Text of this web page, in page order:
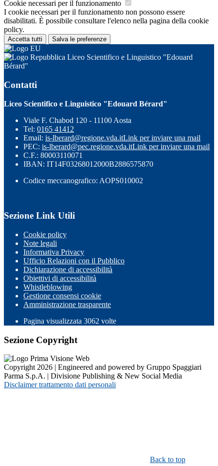
Cookie necessari per il funzionamento
I cookie necessari per il funzionamento non possono essere
disabilitati. È possibile consultare l'elenco nella pagina della cookie
policy.
Accetta tutti Salva le preferenze
Liceo Scientifico e Linguistico "Edouard
Bérard"
Contatti
Liceo Scientifico e Linguistico "Edouard Bérard"
Viale F. Chabod 120 - 11100 Aosta
Tel: 0165 41412
Email: is-lberard@regione.vda.itLink per inviare una mail
PEC: is-lberard@pec.regione.vda.itLink per inviare una mail
C.F.: 80003110071
IBAN: IT14F03268012000B2886575870
Codice meccanografico: AOPS010002
Sezione Link Utili
Cookie policy
Note legali
Informativa Privacy
Ufficio Relazioni con il Pubblico
Dichiarazione di accessibilità
Obiettivi di accessibilità
Whistleblowing
Gestione consensi cookie
Amministrazione trasparente
Pagina visualizzata 3062 volte
Sezione Copyright
Copyright 2026 | Engineered and powered by Gruppo Spaggiari
Parma S.p.A. | Divisione Publishing & New Social Media
Disclaimer trattamento dati personali
Back to top